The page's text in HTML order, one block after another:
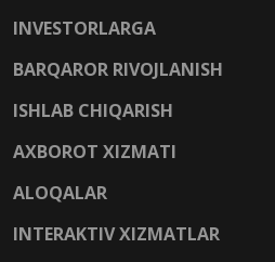
INVESTORLARGA
BARQAROR RIVOJLANISH
ISHLAB CHIQARISH
AXBOROT XIZMATI
ALOQALAR
INTERAKTIV XIZMATLAR